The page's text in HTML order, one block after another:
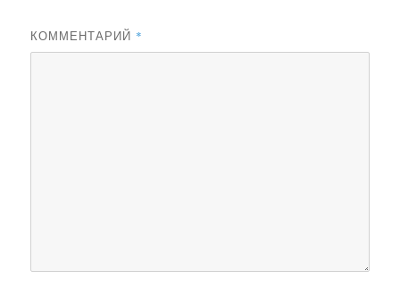
КОММЕНТАРИЙ *